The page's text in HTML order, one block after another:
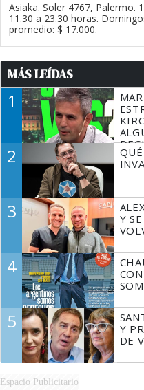
Asiaka. Soler 4767, Palermo.
11.30 a 23.30 horas.
promedio: $ 17.000.
MÁS LEÍDAS
1
2
3
Y
4
5
Y
DE
Espacio Publicitario